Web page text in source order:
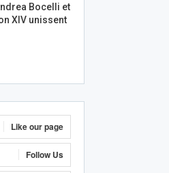
Bocelli et
XIV unissent
Like our page
Follow Us